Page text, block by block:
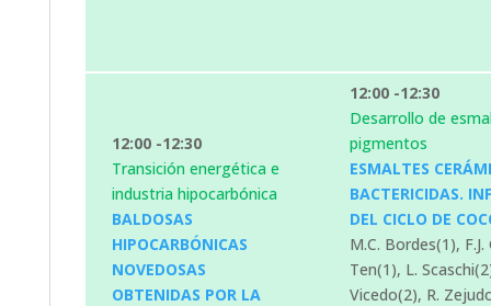
12:00 -12:30
Transición energética e
industria hipocarbónica
BALDOSAS
HIPOCARBÓNICAS
NOVEDOSAS
OBTENIDAS POR LA
12:00 -12:30
Desarrollo de
pigmentos
ESMALTES
BACTERICIDAS.
DEL CICLO DE
M.C. Bordes(1), F.J.
Ten(1), L.
Vicedo(2), R.